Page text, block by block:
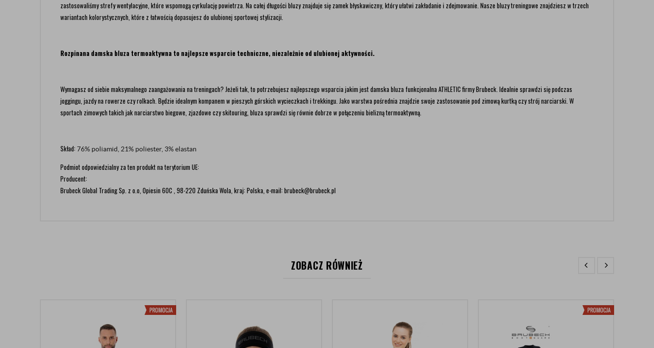
zastosowaliśmy strefy wentylacyjne, które wspomogą cyrkulację powietrza. Na całej długości bluzy znajduje się zamek błyskawiczny, który ułatwi zakładanie i zdejmowanie. Nasze bluzy treningowe znajdziesz w trzech
wariantach kolorystycznych, które z łatwością dopasujesz do ulubionej sportowej stylizacji.
Rozpinana damska bluza termoaktywna to najlepsze wsparcie techniczne, niezależnie od ulubionej aktywności.
Wymagasz od siebie maksymalnego zaangażowania na treningach? Jeżeli tak, to potrzebujesz najlepszego wsparcia jakim jest damska bluza funkcjonalna ATHLETIC firmy Brubeck. Idealnie sprawdzi się podczas
joggingu, jazdy na rowerze czy rolkach. Będzie idealnym kompanem w pieszych górskich wycieczkach i trekkingu. Jako warstwa pośrednia znajdzie swoje zastosowanie pod zimową kurtką czy strój narciarski. W
sportach zimowych takich jak narciarstwo biegowe, zjazdowe czy skitouring, bluza sprawdzi się równie dobrze w połączeniu bielizną termoaktywną.
Skład: 76% poliamid, 21% poliester, 3% elastan
Podmiot odpowiedzialny za ten produkt na terytorium UE:
Producent:
Brubeck Global Trading Sp. z o.o, Opiesin 60C , 98-220 Zduńska Wola, kraj: Polska, e-mail: brubeck@brubeck.pl
ZOBACZ RÓWNIEŻ